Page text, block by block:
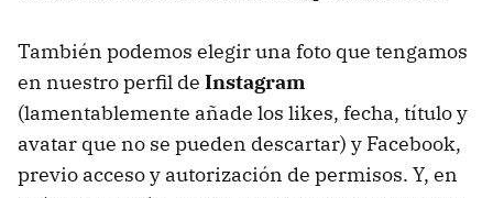
También podemos elegir una foto que tengamos
en nuestro perfil de Instagram
(lamentablemente añade los likes, fecha, título y
avatar que no se pueden descartar) y Facebook,
previo acceso y autorización de permisos. Y, en